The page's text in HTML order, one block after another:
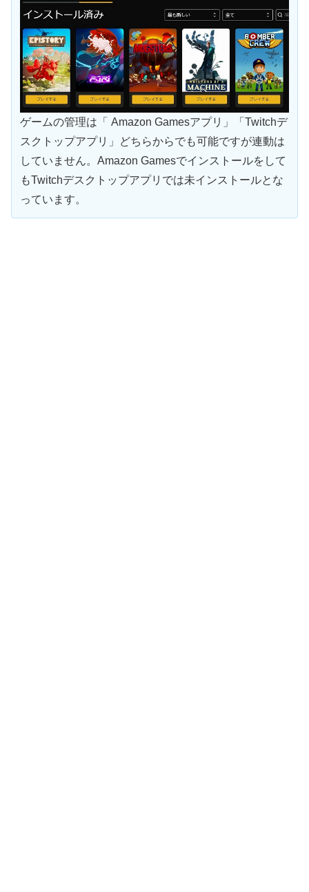
ゲームの管理は「 Amazon Gamesアプリ」「Twitchデ
スクトップアプリ」どちらからでも可能ですが連動は
していません。Amazon Gamesでインストールをして
もTwitchデスクトップアプリでは未インストールとな
っています。